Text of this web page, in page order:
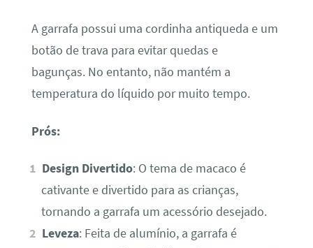
A garrafa possui uma cordinha antiqueda e um
botão de trava para evitar quedas e
bagunças. No entanto, não mantém a
temperatura do líquido por muito tempo.
Prós:
Design Divertido: O tema de macaco é
cativante e divertido para as crianças,
tornando a garrafa um acessório desejado.
Leveza: Feita de alumínio, a garrafa é